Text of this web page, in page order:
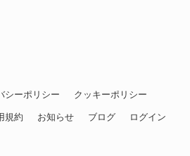
シーポリシー クッキーポリシー
規約 お知らせ ブログ ログイン